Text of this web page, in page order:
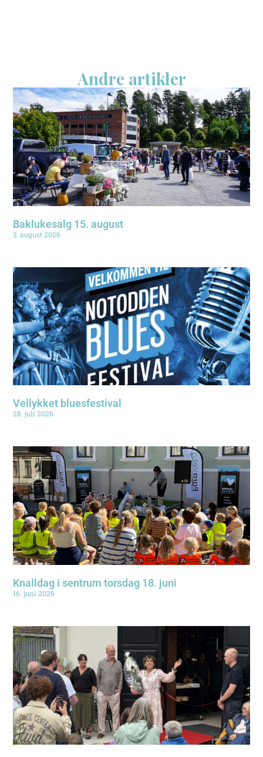
Andre artikler
Baklukesalg 15. august
3. august 2026
Vellykket bluesfestival
28. juli 2026
Knalldag i sentrum torsdag 18. juni
16. juni 2026